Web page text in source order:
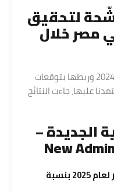
لتحقيق
مصر خلال
بعد تحليل حركة السوق في 2023–2024 وربطها بتوقعات
عليها، جاءت النتائج
الجديدة –
New
أعلى منطقة نمو متوقع في مصر لعام 2025 بنسبة